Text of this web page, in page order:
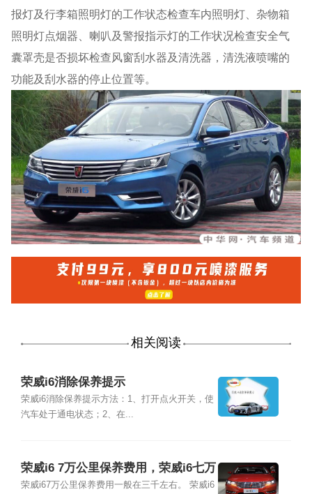
报灯及行李箱照明灯的工作状态检查车内照明灯、杂物箱
照明灯点烟器、喇叭及警报指示灯的工作状况检查安全气
囊罩壳是否损坏检查风窗刮水器及清洗器，清洗液喷嘴的
功能及刮水器的停止位置等。
相关阅读
荣威i6消除保养提示
荣威i6消除保养提示方法：1、打开点火开关，使
汽车处于通电状态；2、在...
荣威i6 7万公里保养费用，荣威i6七万
公里保养项目
荣威i67万公里保养费用一般在三千左右。 荣威i6